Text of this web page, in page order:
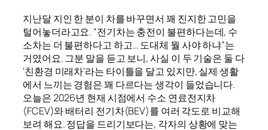
지난달 지인 한 분이 차를 바꾸면서 꽤 진지한 고민을
털어놓더라고요. “전기차는 충전이 불편하다는데, 수
소차는 더 불편하다고 하고… 도대체 뭘 사야 하냐”는
거였어요. 그분 말을 듣고 보니, 사실 이 두 기술은 둘 다
‘친환경 미래차’라는 타이틀을 달고 있지만, 실제 생활
에서 느끼는 경험은 꽤 다르다는 생각이 들었습니다.
오늘은 2026년 현재 시점에서 수소 연료전지차
(FCEV)와 배터리 전기차(BEV)를 여러 각도로 비교해
보려 해요. 정답을 드리기보다는, 각자의 상황에 맞는